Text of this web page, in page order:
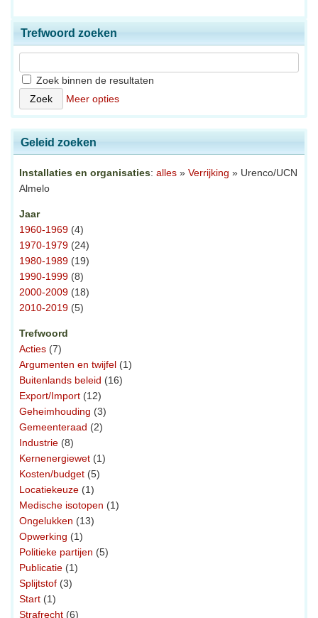
Trefwoord zoeken
Zoek binnen de resultaten
Meer opties
Geleid zoeken
Installaties en organisaties: alles » Verrijking » Urenco/UCN
Almelo
Jaar
1960-1969 (4)
1970-1979 (24)
1980-1989 (19)
1990-1999 (8)
2000-2009 (18)
2010-2019 (5)
Trefwoord
Acties (7)
Argumenten en twijfel (1)
Buitenlands beleid (16)
Export/Import (12)
Geheimhouding (3)
Gemeenteraad (2)
Industrie (8)
Kernenergiewet (1)
Kosten/budget (5)
Locatiekeuze (1)
Medische isotopen (1)
Ongelukken (13)
Opwerking (1)
Politieke partijen (5)
Publicatie (1)
Splijtstof (3)
Start (1)
Strafrecht (6)